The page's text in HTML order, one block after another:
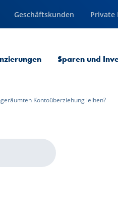
Geschäftskunden Private
Sparen und
Kontoüberziehung leihen?